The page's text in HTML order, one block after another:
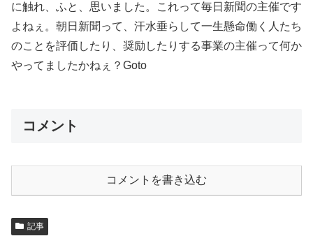
に触れ、ふと、思いました。これって毎日新聞の主催です
よねぇ。朝日新聞って、汗水垂らして一生懸命働く人たち
のことを評価したり、奨励したりする事業の主催って何か
やってましたかねぇ？Goto
コメント
コメントを書き込む
記事